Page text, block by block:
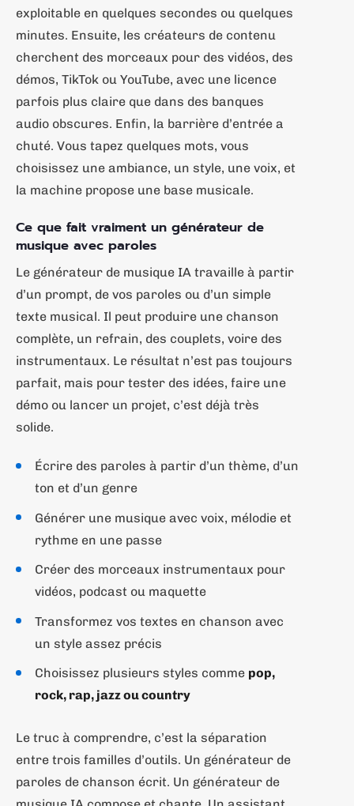
exploitable en quelques secondes ou quelques
minutes. Ensuite, les créateurs de contenu
cherchent des morceaux pour des vidéos, des
démos, TikTok ou YouTube, avec une licence
parfois plus claire que dans des banques
audio obscures. Enfin, la barrière d’entrée a
chuté. Vous tapez quelques mots, vous
choisissez une ambiance, un style, une voix, et
la machine propose une base musicale.
Ce que fait vraiment un générateur de
musique avec paroles
Le générateur de musique IA travaille à partir
d’un prompt, de vos paroles ou d’un simple
texte musical. Il peut produire une chanson
complète, un refrain, des couplets, voire des
instrumentaux. Le résultat n’est pas toujours
parfait, mais pour tester des idées, faire une
démo ou lancer un projet, c’est déjà très
solide.
Écrire des paroles à partir d’un thème, d’un
ton et d’un genre
Générer une musique avec voix, mélodie et
rythme en une passe
Créer des morceaux instrumentaux pour
vidéos, podcast ou maquette
Transformez vos textes en chanson avec
un style assez précis
Choisissez plusieurs styles comme pop,
rock, rap, jazz ou country
Le truc à comprendre, c’est la séparation
entre trois familles d’outils. Un générateur de
paroles de chanson écrit. Un générateur de